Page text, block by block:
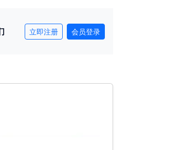
立即注册 会员登录